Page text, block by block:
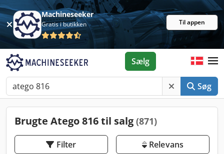
Machineseeker
Gratis i butikken Til appen
Søg
Sælg
Brugte Atego 816 til salg (871)
Filter Relevans